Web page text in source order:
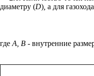
диаметру (D) а для
где А, В - внутренние